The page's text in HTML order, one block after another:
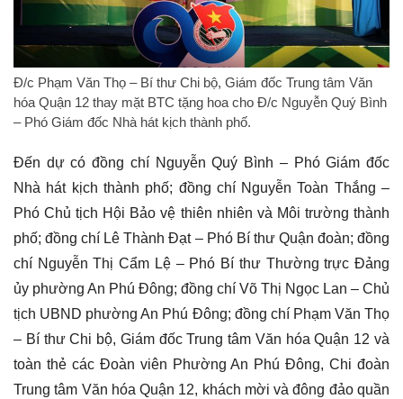
Đ/c Phạm Văn Thọ – Bí thư Chi bộ, Giám đốc Trung tâm Văn
hóa Quận 12 thay mặt BTC tặng hoa cho Đ/c Nguyễn Quý Bình
– Phó Giám đốc Nhà hát kịch thành phố.
Đến dự có đồng chí Nguyễn Quý Bình – Phó Giám đốc
Nhà hát kịch thành phố; đồng chí Nguyễn Toàn Thắng –
Phó Chủ tịch Hội Bảo vệ thiên nhiên và Môi trường thành
phố; đồng chí Lê Thành Đạt – Phó Bí thư Quận đoàn; đồng
chí Nguyễn Thị Cẩm Lệ – Phó Bí thư Thường trực Đảng
ủy phường An Phú Đông; đồng chí Võ Thị Ngọc Lan – Chủ
tịch UBND phường An Phú Đông; đồng chí Phạm Văn Thọ
– Bí thư Chi bộ, Giám đốc Trung tâm Văn hóa Quận 12 và
toàn thẻ các Đoàn viên Phường An Phú Đông, Chi đoàn
Trung tâm Văn hóa Quận 12, khách mời và đông đảo quần